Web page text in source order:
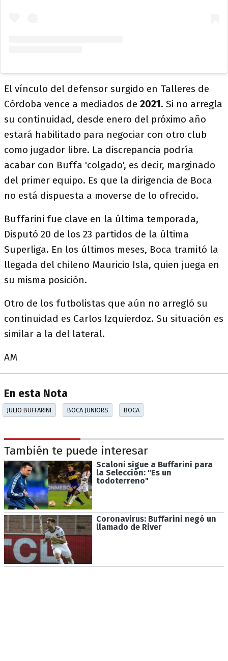
El vínculo del defensor surgido en Talleres de
Córdoba vence a mediados de 2021. Si no arregla
su continuidad, desde enero del próximo año
estará habilitado para negociar con otro club
como jugador libre. La discrepancia podría
acabar con Buffa 'colgado', es decir, marginado
del primer equipo. Es que la dirigencia de Boca
no está dispuesta a moverse de lo ofrecido.
Buffarini fue clave en la última temporada,
Disputó 20 de los 23 partidos de la última
Superliga. En los últimos meses, Boca tramitó la
llegada del chileno Mauricio Isla, quien juega en
su misma posición.
Otro de los futbolistas que aún no arregló su
continuidad es Carlos Izquierdoz. Su situación es
similar a la del lateral.
AM
En esta Nota
JULIO BUFFARINI BOCA JUNIORS BOCA
También te puede interesar
Scaloni sigue a Buffarini para
la Selección: "Es un
todoterreno"
Coronavirus: Buffarini negó un
llamado de River